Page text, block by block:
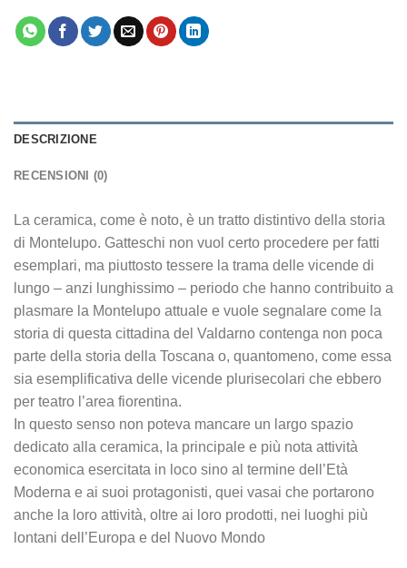
DESCRIZIONE
RECENSIONI (0)
La ceramica, come è noto, è un tratto distintivo della storia
di Montelupo. Gatteschi non vuol certo procedere per fatti
esemplari, ma piuttosto tessere la trama delle vicende di
lungo – anzi lunghissimo – periodo che hanno contribuito a
plasmare la Montelupo attuale e vuole segnalare come la
storia di questa cittadina del Valdarno contenga non poca
parte della storia della Toscana o, quantomeno, come essa
sia esemplificativa delle vicende plurisecolari che ebbero
per teatro l’area fiorentina.
In questo senso non poteva mancare un largo spazio
dedicato alla ceramica, la principale e più nota attività
economica esercitata in loco sino al termine dell’Età
Moderna e ai suoi protagonisti, quei vasai che portarono
anche la loro attività, oltre ai loro prodotti, nei luoghi più
lontani dell’Europa e del Nuovo Mondo